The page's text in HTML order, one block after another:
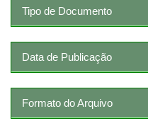
Tipo de Documento
Data de Publicação
Formato do Arquivo